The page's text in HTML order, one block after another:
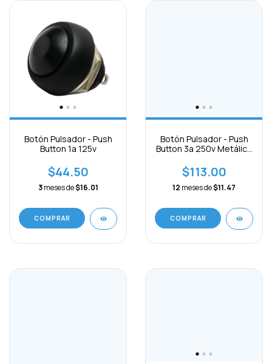
Botón Pulsador - Push
Button 1a 125v
$44.50
3 meses de$16.01
COMPRAR
Botón Pulsador - Push
Button 3a 250v Metálico
$113.00
12 meses de$11.47
COMPRAR